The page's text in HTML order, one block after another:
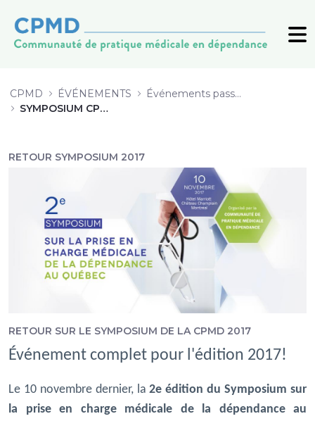
CPMD ÉVÉNEMENTS
Événements passés (archive)
SYMPOSIUM CPMD 2017
RETOUR SYMPOSIUM 2017
RETOUR SUR LE SYMPOSIUM DE LA CPMD 2017
Événement complet pour l'édition 2017!
Le 10 novembre dernier, la2e édition du Symposium sur
la prise en charge médicale de la dépendance au